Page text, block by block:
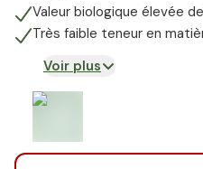
Valeur biologique élevée
Très faible teneur en
Voir plus